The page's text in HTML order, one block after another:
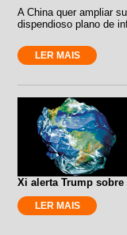
A China quer ampliar
dispendioso plano de
LER MAIS
Xi alerta Trump
LER MAIS